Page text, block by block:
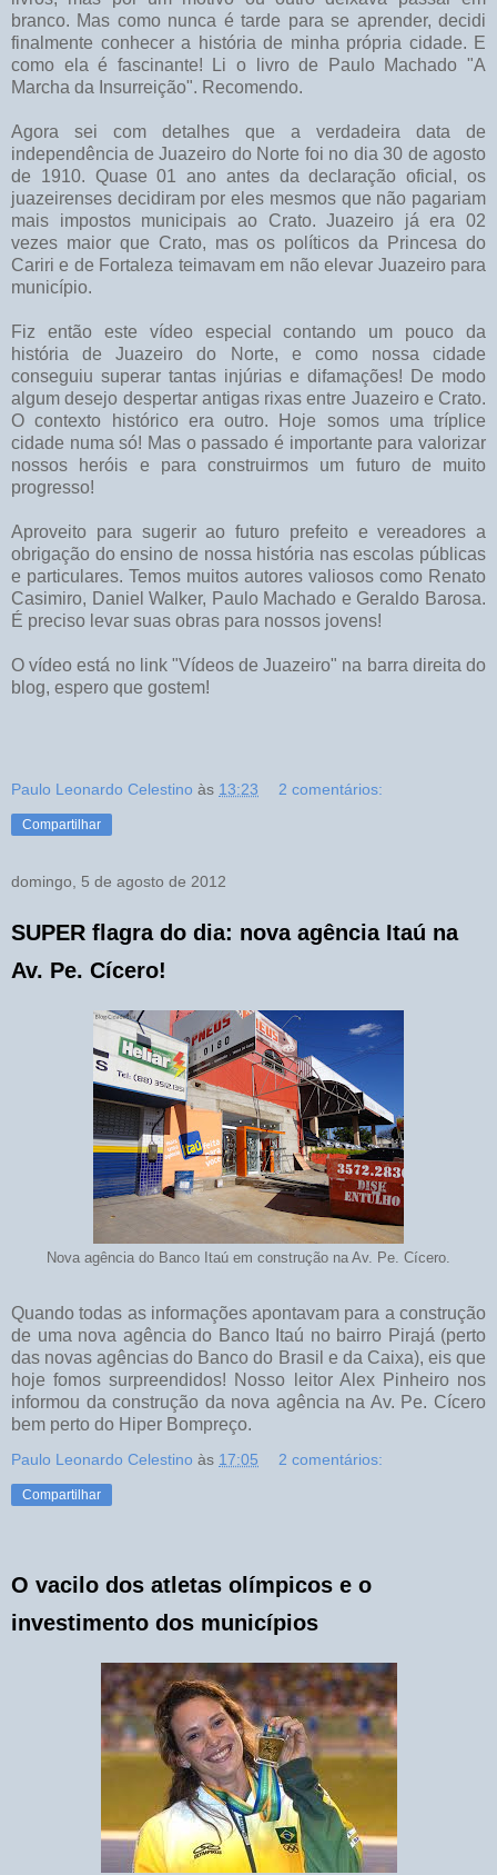
branco. Mas como nunca é tarde para se aprender, decidi
finalmente conhecer a história de minha própria cidade. E
como ela é fascinante! Li o livro de Paulo Machado "A
Marcha da Insurreição". Recomendo.
Agora sei com detalhes que a verdadeira data de
independência de Juazeiro do Norte foi no dia 30 de agosto
de 1910. Quase 01 ano antes da declaração oficial, os
juazeirenses decidiram por eles mesmos que não pagariam
mais impostos municipais ao Crato. Juazeiro já era 02
vezes maior que Crato, mas os políticos da Princesa do
Cariri e de Fortaleza teimavam em não elevar Juazeiro para
município.
Fiz então este vídeo especial contando um pouco da
história de Juazeiro do Norte, e como nossa cidade
conseguiu superar tantas injúrias e difamações! De modo
algum desejo despertar antigas rixas entre Juazeiro e Crato.
O contexto histórico era outro. Hoje somos uma tríplice
cidade numa só! Mas o passado é importante para valorizar
nossos heróis e para construirmos um futuro de muito
progresso!
Aproveito para sugerir ao futuro prefeito e vereadores a
obrigação do ensino de nossa história nas escolas públicas
e particulares. Temos muitos autores valiosos como Renato
Casimiro, Daniel Walker, Paulo Machado e Geraldo Barosa.
É preciso levar suas obras para nossos jovens!
O vídeo está no link "Vídeos de Juazeiro" na barra direita do
blog, espero que gostem!
Paulo Leonardo Celestino às 13:23 2 comentários:
Compartilhar
domingo, 5 de agosto de 2012
SUPER flagra do dia: nova agência Itaú na
Av. Pe. Cícero!
Nova agência do Banco Itaú em construção na Av. Pe. Cícero.
Quando todas as informações apontavam para a construção
de uma nova agência do Banco Itaú no bairro Pirajá (perto
das novas agências do Banco do Brasil e da Caixa), eis que
hoje fomos surpreendidos! Nosso leitor Alex Pinheiro nos
informou da construção da nova agência na Av. Pe. Cícero
bem perto do Hiper Bompreço.
Paulo Leonardo Celestino às 17:05 2 comentários:
Compartilhar
O vacilo dos atletas olímpicos e o
investimento dos municípios